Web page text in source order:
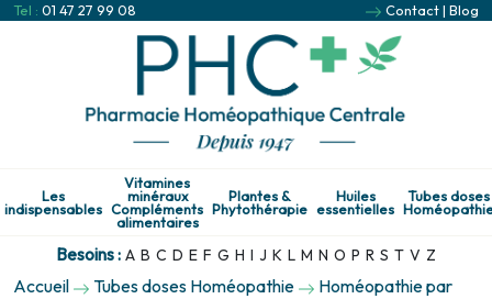
Tel : 01 47 27 99 08 Contact| Blog
Les
indispensables
Vitamines
minéraux
Compléments
alimentaires
Plantes &
Phytothérapie
Huiles
essentielles
Tubes doses
Besoins : A B C D E F G H I J K L M N O P R S T V Z
Accueil Tubes doses Homéopathie
Homéopathie par